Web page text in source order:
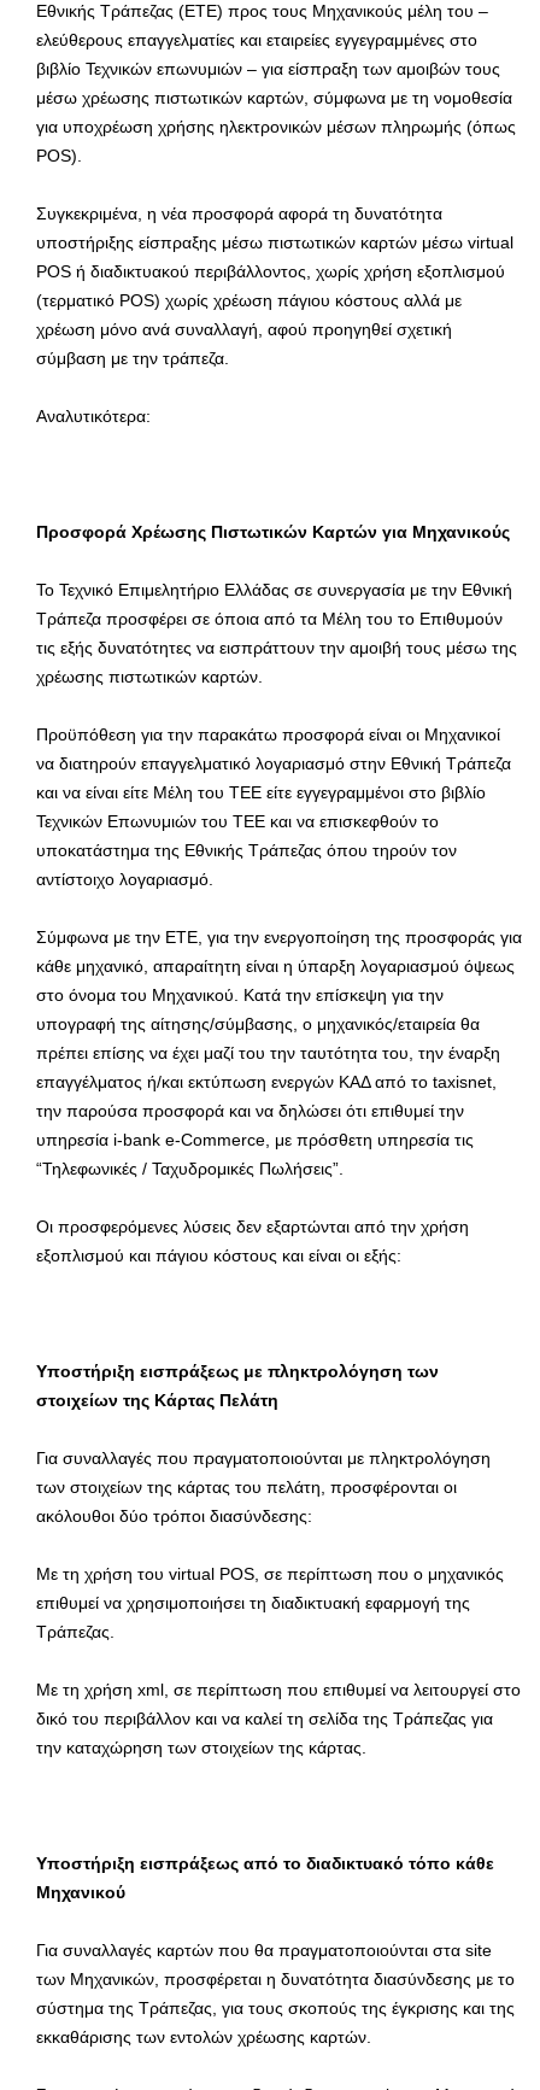
Εθνικής Τράπεζας (ΕΤΕ) προς τους Μηχανικούς μέλη του –
ελεύθερους επαγγελματίες και εταιρείες εγγεγραμμένες στο
βιβλίο Τεχνικών επωνυμιών – για είσπραξη των αμοιβών τους
μέσω χρέωσης πιστωτικών καρτών, σύμφωνα με τη νομοθεσία
για υποχρέωση χρήσης ηλεκτρονικών μέσων πληρωμής (όπως
POS).
Συγκεκριμένα, η νέα προσφορά αφορά τη δυνατότητα
υποστήριξης είσπραξης μέσω πιστωτικών καρτών μέσω virtual
POS ή διαδικτυακού περιβάλλοντος, χωρίς χρήση εξοπλισμού
(τερματικό POS) χωρίς χρέωση πάγιου κόστους αλλά με
χρέωση μόνο ανά συναλλαγή, αφού προηγηθεί σχετική
σύμβαση με την τράπεζα.
Αναλυτικότερα:
Προσφορά Χρέωσης Πιστωτικών Καρτών για Μηχανικούς
Το Τεχνικό Επιμελητήριο Ελλάδας σε συνεργασία με την Εθνική
Τράπεζα προσφέρει σε όποια από τα Μέλη του το Επιθυμούν
τις εξής δυνατότητες να εισπράττουν την αμοιβή τους μέσω της
χρέωσης πιστωτικών καρτών.
Προϋπόθεση για την παρακάτω προσφορά είναι οι Μηχανικοί
να διατηρούν επαγγελματικό λογαριασμό στην Εθνική Τράπεζα
και να είναι είτε Μέλη του ΤΕΕ είτε εγγεγραμμένοι στο βιβλίο
Τεχνικών Επωνυμιών του ΤΕΕ και να επισκεφθούν το
υποκατάστημα της Εθνικής Τράπεζας όπου τηρούν τον
αντίστοιχο λογαριασμό.
Σύμφωνα με την ΕΤΕ, για την ενεργοποίηση της προσφοράς για
κάθε μηχανικό, απαραίτητη είναι η ύπαρξη λογαριασμού όψεως
στο όνομα του Μηχανικού. Κατά την επίσκεψη για την
υπογραφή της αίτησης/σύμβασης, ο μηχανικός/εταιρεία θα
πρέπει επίσης να έχει μαζί του την ταυτότητα του, την έναρξη
επαγγέλματος ή/και εκτύπωση ενεργών ΚΑΔ από το taxisnet,
την παρούσα προσφορά και να δηλώσει ότι επιθυμεί την
υπηρεσία i-bank e-Commerce, με πρόσθετη υπηρεσία τις
“Τηλεφωνικές / Ταχυδρομικές Πωλήσεις”.
Οι προσφερόμενες λύσεις δεν εξαρτώνται από την χρήση
εξοπλισμού και πάγιου κόστους και είναι οι εξής:
Υποστήριξη εισπράξεως με πληκτρολόγηση των
στοιχείων της Κάρτας Πελάτη
Για συναλλαγές που πραγματοποιούνται με πληκτρολόγηση
των στοιχείων της κάρτας του πελάτη, προσφέρονται οι
ακόλουθοι δύο τρόποι διασύνδεσης:
Mε τη χρήση του virtual POS, σε περίπτωση που ο μηχανικός
επιθυμεί να χρησιμοποιήσει τη διαδικτυακή εφαρμογή της
Τράπεζας.
Mε τη χρήση xml, σε περίπτωση που επιθυμεί να λειτουργεί στο
δικό του περιβάλλον και να καλεί τη σελίδα της Τράπεζας για
την καταχώρηση των στοιχείων της κάρτας.
Υποστήριξη εισπράξεως από το διαδικτυακό τόπο κάθε
Μηχανικού
Για συναλλαγές καρτών που θα πραγματοποιούνται στα site
των Μηχανικών, προσφέρεται η δυνατότητα διασύνδεσης με το
σύστημα της Τράπεζας, για τους σκοπούς της έγκρισης και της
εκκαθάρισης των εντολών χρέωσης καρτών.